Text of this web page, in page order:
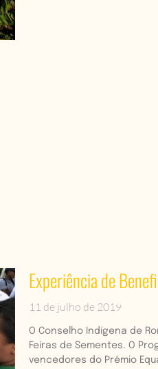
Experiência de
11 de julho de 2019
O Conselho Indígena de
Feiras de Sementes. O
vencedores do Prêmio